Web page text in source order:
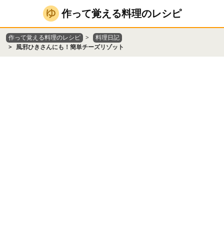
作って覚える料理のレシピ
作って覚える料理のレシピ
料理日記
風邪ひきさんにも！簡単チーズリゾット